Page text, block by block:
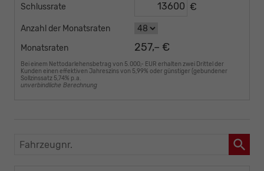
Schlussrate €
Anzahl der Monatsraten
Monatsraten
257,– €
Bei einem Nettodarlehensbetrag von 5.000,- EUR erhalten zwei Drittel der
Kunden einen effektiven Jahreszins von 5,99% oder günstiger (gebundener
Sollzinssatz 5,74% p.a.
unverbindliche Berechnung
Fahrzeugnr.